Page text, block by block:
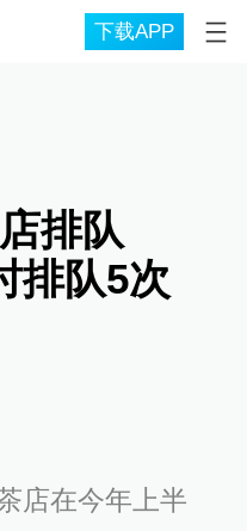
下载APP
排队
排队5次
店在今年上半